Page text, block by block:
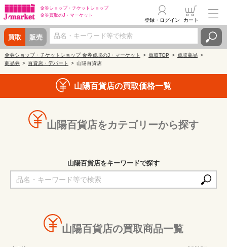
金券ショップ・ チケットショップ
金券買取のJ・マーケット
買取 販売
登録・ログイン カート
金券ショップ・チケットショップ 金券買取のJ・マーケット 買取TOP
買取商品
商品券
百貨店・デパート 山陽百貨店
山陽百貨店の買取価格一覧
山陽百貨店をカテゴリーから探す
山陽百貨店をキーワードで探す
山陽百貨店の買取商品一覧